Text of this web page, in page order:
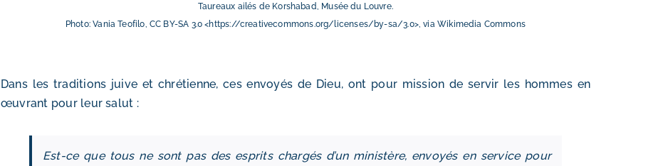
Taureaux ailés de Korshabad, Musée du Louvre.
Photo: Vania Teofilo, CC BY-SA 3.0 <https://creativecommons.org/licenses/by-sa/3.0>, via Wikimedia Commons
Dans les traditions juive et chrétienne, ces envoyés de Dieu, ont pour mission de servir les hommes en
œuvrant pour leur salut :
Est-ce que tous ne sont pas des esprits chargés d’un ministère, envoyés en service pour